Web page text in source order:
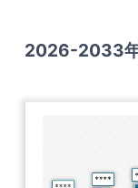
2026-2033